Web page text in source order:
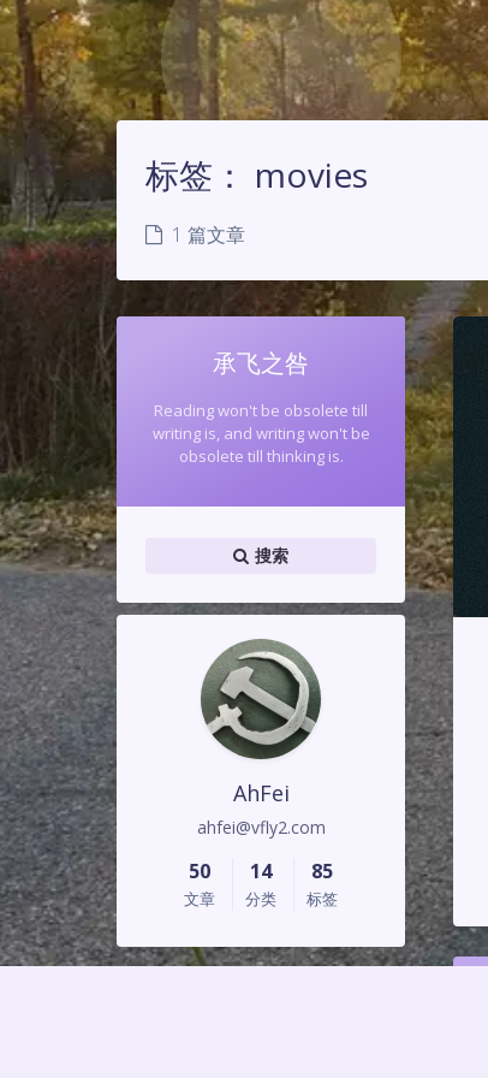
标签： movies
1 篇文章
承飞之咎
Reading won't be obsolete till
writing is, and writing won't be
obsolete till thinking is.
搜索
AhFei
ahfei@vfly2.com
50
文章
14
分类
85
标签